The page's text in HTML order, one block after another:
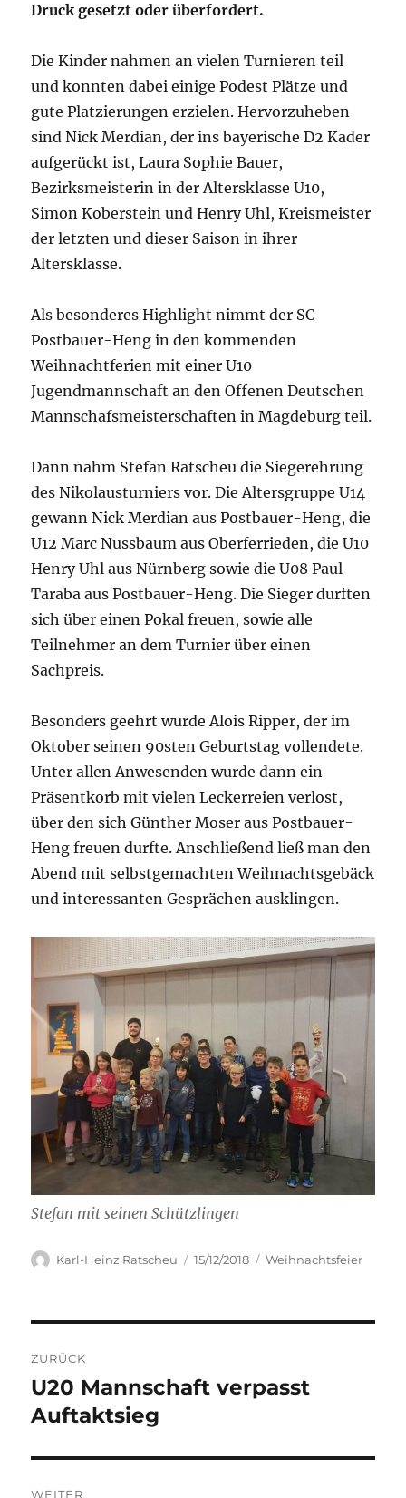
Druck gesetzt oder überfordert.
Die Kinder nahmen an vielen Turnieren teil
und konnten dabei einige Podest Plätze und
gute Platzierungen erzielen. Hervorzuheben
sind Nick Merdian, der ins bayerische D2 Kader
aufgerückt ist, Laura Sophie Bauer,
Bezirksmeisterin in der Altersklasse U10,
Simon Koberstein und Henry Uhl, Kreismeister
der letzten und dieser Saison in ihrer
Altersklasse.
Als besonderes Highlight nimmt der SC
Postbauer-Heng in den kommenden
Weihnachtferien mit einer U10
Jugendmannschaft an den Offenen Deutschen
Mannschafsmeisterschaften in Magdeburg teil.
Dann nahm Stefan Ratscheu die Siegerehrung
des Nikolausturniers vor. Die Altersgruppe U14
gewann Nick Merdian aus Postbauer-Heng, die
U12 Marc Nussbaum aus Oberferrieden, die U10
Henry Uhl aus Nürnberg sowie die U08 Paul
Taraba aus Postbauer-Heng. Die Sieger durften
sich über einen Pokal freuen, sowie alle
Teilnehmer an dem Turnier über einen
Sachpreis.
Besonders geehrt wurde Alois Ripper, der im
Oktober seinen 90sten Geburtstag vollendete.
Unter allen Anwesenden wurde dann ein
Präsentkorb mit vielen Leckerreien verlost,
über den sich Günther Moser aus Postbauer-
Heng freuen durfte. Anschließend ließ man den
Abend mit selbstgemachten Weihnachtsgebäck
und interessanten Gesprächen ausklingen.
Stefan mit seinen Schützlingen
Autor
Karl-Heinz Ratscheu
Veröffentlicht
15/12/2018 Kategorien
Weihnachtsfeier
ZURÜCK
Vorheriger
Beitrag:
U20 Mannschaft verpasst
Auftaktsieg
WEITER